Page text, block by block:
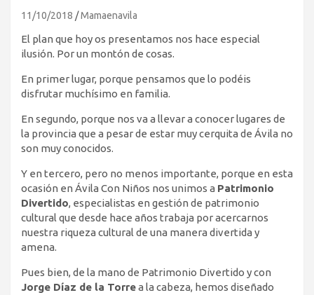
11/10/2018 Mamaenavila
El plan que hoy os presentamos nos hace especial
ilusión. Por un montón de cosas.
En primer lugar, porque pensamos que lo podéis
disfrutar muchísimo en familia.
En segundo, porque nos va a llevar a conocer lugares de
la provincia que a pesar de estar muy cerquita de Ávila no
son muy conocidos.
Y en tercero, pero no menos importante, porque en esta
ocasión en Ávila Con Niños nos unimos a Patrimonio
Divertido, especialistas en gestión de patrimonio
cultural que desde hace años trabaja por acercarnos
nuestra riqueza cultural de una manera divertida y
amena.
Pues bien, de la mano de Patrimonio Divertido y con
Jorge Díaz de la Torrea la cabeza, hemos diseñado